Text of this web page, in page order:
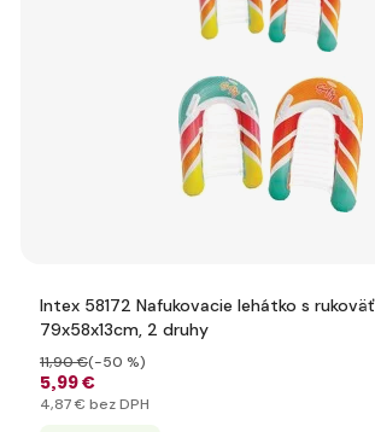
Intex 58172 Nafukovacie lehátko s
79x58x13cm, 2 druhy
5,99 €
11,90 €(-50 %)
4,87 € bez DPH